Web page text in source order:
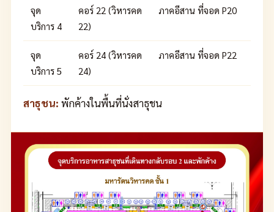
จุด
บริการ 4
คอร์ 22 (วิหารคด
22)
ภาคอีสาน ที่จอด P20
จุด
บริการ 5
คอร์ 24 (วิหารคด
24)
ภาคอีสาน ที่จอด P22
สาธุชน: พักค้างในพื้นที่นั่งสาธุชน